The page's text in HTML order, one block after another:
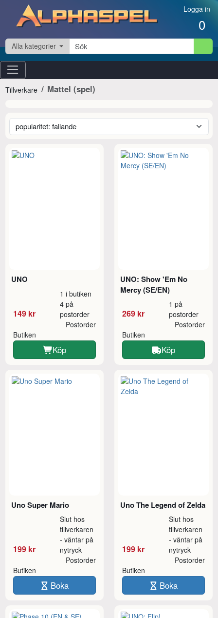
Hoppa till innehåll Logga in
0
Alla kategorier
Tillverkare Mattel (spel)
UNO
149 kr
1 i butiken
4 på
postorder
Butiken
Postorder
Köp
UNO: Show 'Em No
Mercy (SE/EN)
269 kr
1 på
postorder
Butiken
Postorder
Köp
Uno Super Mario
199 kr
Slut hos
tillverkaren
- väntar på
nytryck
Butiken
Postorder
Boka
Uno The Legend of Zelda
199 kr
Slut hos
tillverkaren
- väntar på
nytryck
Butiken
Postorder
Boka